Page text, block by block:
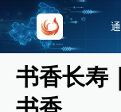
书香长寿